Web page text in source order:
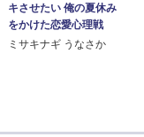
キさせたい 俺の夏休み
をかけた恋愛心理戦
ミサキナギ うなさか